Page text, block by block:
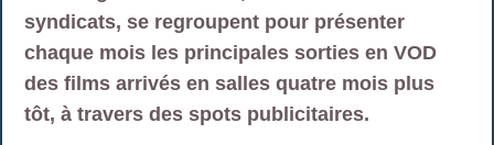
syndicats, se regroupent pour présenter
chaque mois les principales sorties en VOD
des films arrivés en salles quatre mois plus
tôt, à travers des spots publicitaires.